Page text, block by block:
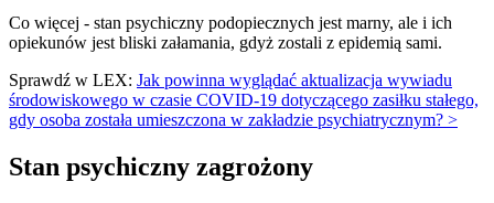
Co więcej - stan psychiczny podopiecznych jest marny, ale i ich
opiekunów jest bliski załamania, gdyż zostali z epidemią sami.
Sprawdź w LEX: Jak powinna wyglądać aktualizacja wywiadu
środowiskowego w czasie COVID-19 dotyczącego zasiłku stałego,
gdy osoba została umieszczona w zakładzie psychiatrycznym? >
Stan psychiczny zagrożony